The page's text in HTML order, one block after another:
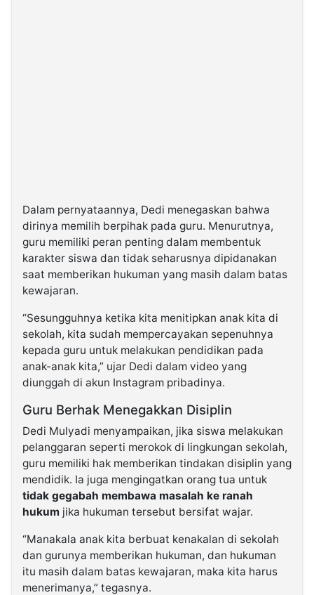
Dalam pernyataannya, Dedi menegaskan bahwa
dirinya memilih berpihak pada guru. Menurutnya,
guru memiliki peran penting dalam membentuk
karakter siswa dan tidak seharusnya dipidanakan
saat memberikan hukuman yang masih dalam batas
kewajaran.
“Sesungguhnya ketika kita menitipkan anak kita di
sekolah, kita sudah mempercayakan sepenuhnya
kepada guru untuk melakukan pendidikan pada
anak-anak kita,” ujar Dedi dalam video yang
diunggah di akun Instagram pribadinya.
Guru Berhak Menegakkan Disiplin
Dedi Mulyadi menyampaikan, jika siswa melakukan
pelanggaran seperti merokok di lingkungan sekolah,
guru memiliki hak memberikan tindakan disiplin yang
mendidik. Ia juga mengingatkan orang tua untuk
tidak gegabah membawa masalah ke ranah
hukum jika hukuman tersebut bersifat wajar.
“Manakala anak kita berbuat kenakalan di sekolah
dan gurunya memberikan hukuman, dan hukuman
itu masih dalam batas kewajaran, maka kita harus
menerimanya,” tegasnya.